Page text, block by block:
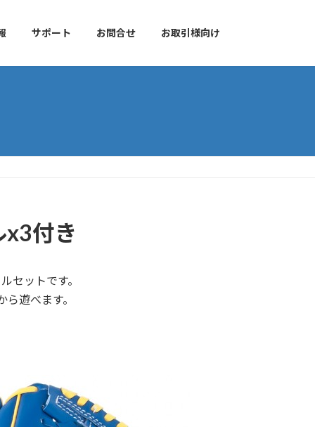
サポート お問合せ お取引様向け
x3付き
セットです。
遊べます。